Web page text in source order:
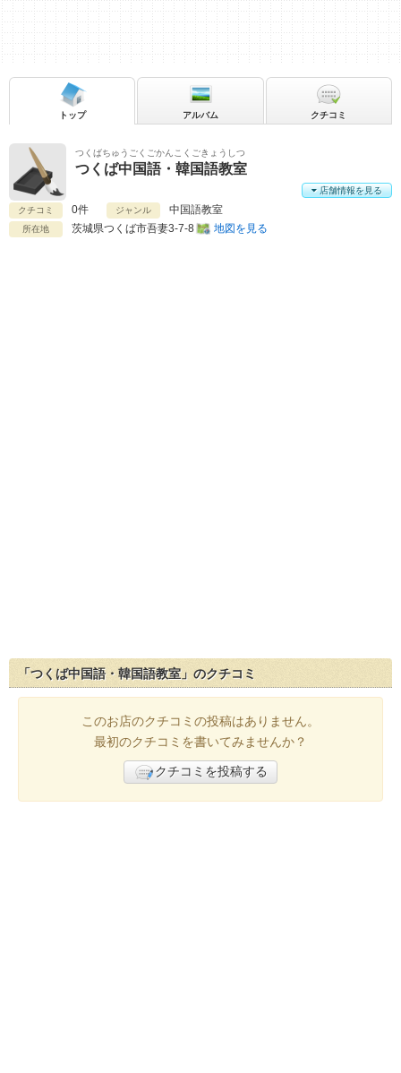
つくばちゅうごくごかんこくごきょうしつ
つくば中国語・韓国語教室
クチコミ 0件 ジャンル 中国語教室
所在地 茨城県つくば市吾妻3-7-8 地図を見る
店舗情報を見る
トップ アルバム クチコミ
「つくば中国語・韓国語教室」のクチコミ
このお店のクチコミの投稿はありません。
最初のクチコミを書いてみませんか？
クチコミを投稿する